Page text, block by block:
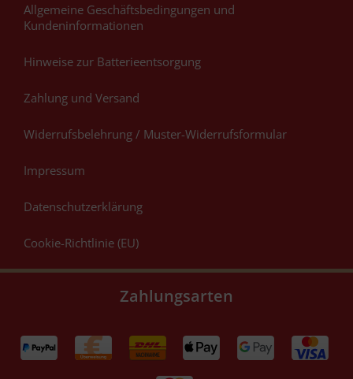
Allgemeine Geschäftsbedingungen und
Kundeninformationen
Hinweise zur Batterieentsorgung
Zahlung und Versand
Widerrufsbelehrung / Muster-Widerrufsformular
Impressum
Datenschutzerklärung
Cookie-Richtlinie (EU)
Zahlungsarten